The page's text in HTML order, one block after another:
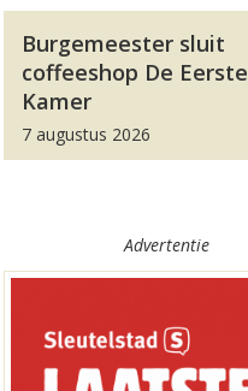
Burgemeester sluit
coffeeshop De Eerste
Kamer
7 augustus 2026
Advertentie